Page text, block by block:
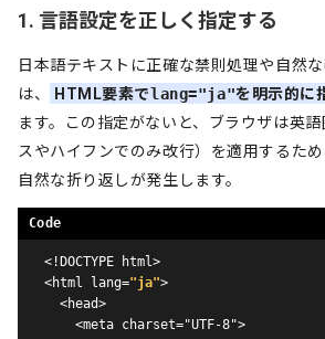
1. 言語設定を正しく指定する
日本語テキストに正確な禁則処理や自然
は、
HTML要素でlang="ja"を明示的に
ます。この指定がないと、ブラウザは英
スやハイフンでのみ改行）を適用するた
自然な折り返しが発生します。
<!DOCTYPE html>
<html lang="ja">